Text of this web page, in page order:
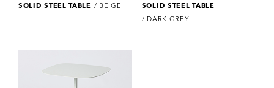
SOLID STEEL TABLE / BEIGE
SOLID STEEL TABLE
/ DARK GREY